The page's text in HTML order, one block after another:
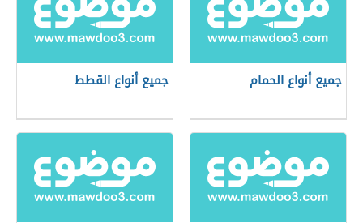
جميع أنواع الحمام جميع أنواع القطط